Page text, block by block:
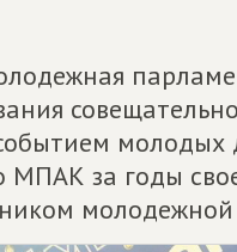
молодых
МПАК за годы